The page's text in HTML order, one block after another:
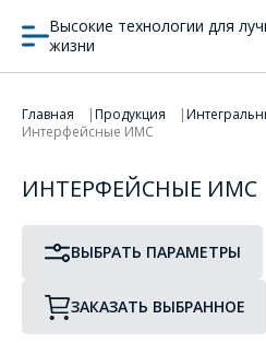
Высокие технологии для
жизни
Главная Продукция
Интерфейсные ИМС
ИНТЕРФЕЙСНЫЕ ИМС
ВЫБРАТЬ ПАРАМЕТРЫ
ПРОТОТИП ТИП
DЗАКАЗАТЬ ВЫБРАННОЕ
ПЕРЕЙТИ В КОРЗИНУ
ПРОДОЛЖИТЬ ПОКУПКИ